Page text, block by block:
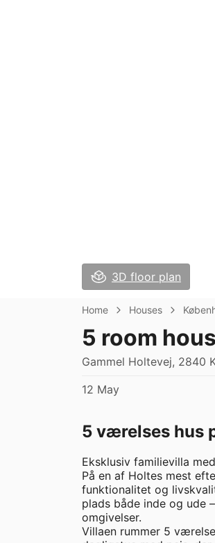
3D floor plan
Home Houses
5 room
Gammel Holtevej, 2840
12 May
5 værelses hus
Eksklusiv familievilla
På en af Holtes mest
funktionalitet og
plads både inde og ude
omgivelser.
Villaen rummer 5